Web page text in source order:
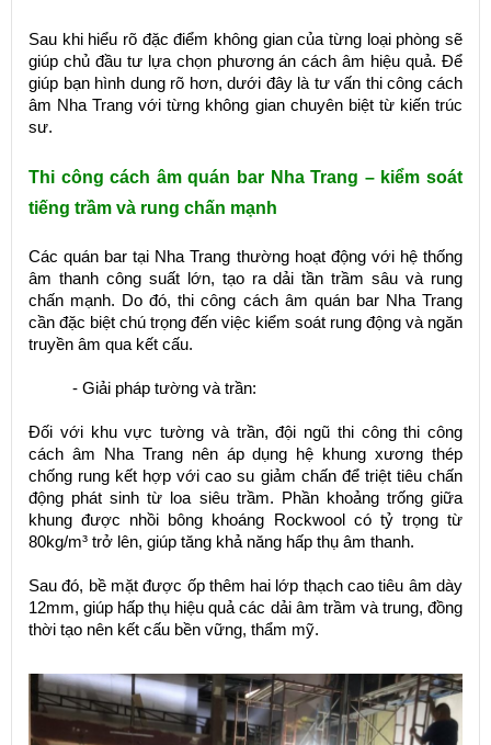
Sau khi hiểu rõ đặc điểm không gian của từng loại phòng sẽ
giúp chủ đầu tư lựa chọn phương án cách âm hiệu quả. Để
giúp bạn hình dung rõ hơn, dưới đây là tư vấn thi công cách
âm Nha Trang với từng không gian chuyên biệt từ kiến trúc
sư.
Thi công cách âm quán bar Nha Trang – kiểm soát
tiếng trầm và rung chấn mạnh
Các quán bar tại Nha Trang thường hoạt động với hệ thống
âm thanh công suất lớn, tạo ra dải tần trầm sâu và rung
chấn mạnh. Do đó, thi công cách âm quán bar Nha Trang
cần đặc biệt chú trọng đến việc kiểm soát rung động và ngăn
truyền âm qua kết cấu.
- Giải pháp tường và trần:
Đối với khu vực tường và trần, đội ngũ thi công thi công
cách âm Nha Trang nên áp dụng hệ khung xương thép
chống rung kết hợp với cao su giảm chấn để triệt tiêu chấn
động phát sinh từ loa siêu trầm. Phần khoảng trống giữa
khung được nhồi bông khoáng Rockwool có tỷ trọng từ
80kg/m³ trở lên, giúp tăng khả năng hấp thụ âm thanh.
Sau đó, bề mặt được ốp thêm hai lớp thạch cao tiêu âm dày
12mm, giúp hấp thụ hiệu quả các dải âm trầm và trung, đồng
thời tạo nên kết cấu bền vững, thẩm mỹ.